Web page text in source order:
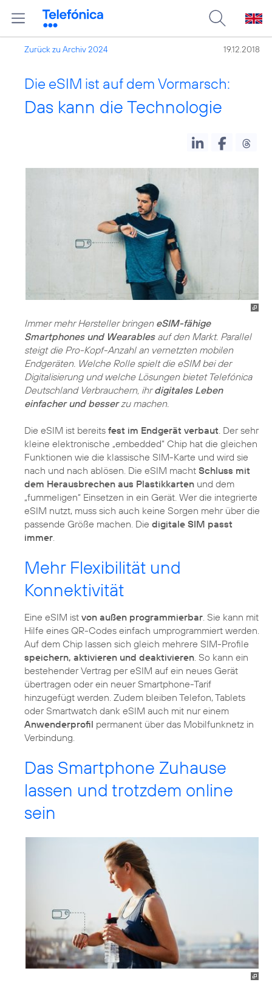
Zurück zu Archiv 2024 19.12.2018
Die eSIM ist auf dem Vormarsch:
Das kann die Technologie
Immer mehr Hersteller bringen eSIM-fähige
Smartphones und Wearablesauf den Markt. Parallel
steigt die Pro-Kopf-Anzahl an vernetzten mobilen
Endgeräten. Welche Rolle spielt die eSIM bei der
Digitalisierung und welche Lösungen bietet Telefónica
Deutschland Verbrauchern, ihrdigitales Leben
einfacher und besserzu machen.
Die eSIM ist bereits fest im Endgerät verbaut . Der sehr
kleine elektronische „embedded“ Chip hat die gleichen
Funktionen wie die klassische SIM-Karte und wird sie
nach und nach ablösen. Die eSIM macht Schluss mit
dem Herausbrechen aus Plastikkarten und dem
„fummeligen“ Einsetzen in ein Gerät. Wer die integrierte
eSIM nutzt, muss sich auch keine Sorgen mehr über die
passende Größe machen. Die digitale SIM passt
immer
Mehr Flexibilität und
Konnektivität
Eine eSIM ist von außen programmierbar . Sie kann mit
Hilfe eines QR-Codes einfach umprogrammiert werden.
Auf dem Chip lassen sich gleich mehrere SIM-Profile
speichern, aktivieren und deaktivieren . So kann ein
bestehender Vertrag per eSIM auf ein neues Gerät
übertragen oder ein neuer Smartphone-Tarif
hinzugefügt werden. Zudem bleiben Telefon, Tablets
oder Smartwatch dank eSIM auch mit nur einem
Anwenderprofil permanent über das Mobilfunknetz in
Verbindung.
Das Smartphone Zuhause
lassen und trotzdem online
sein